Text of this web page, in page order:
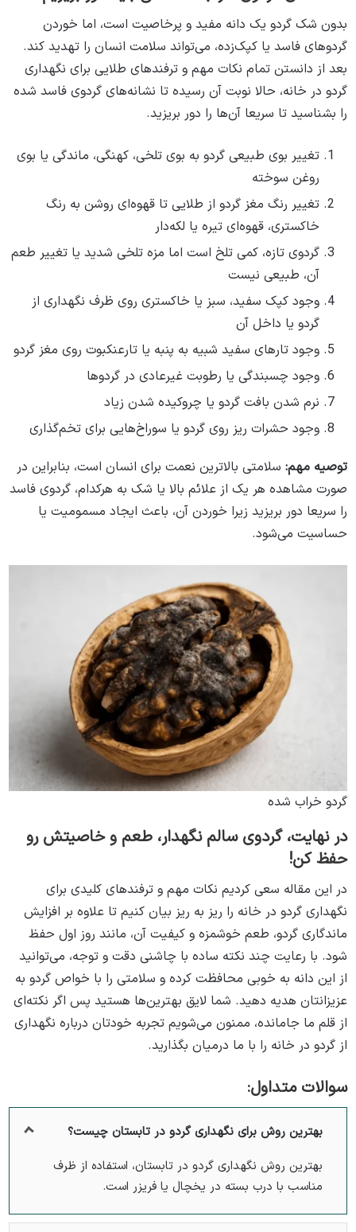
بدون شک گردو یک دانه مفید و پرخاصیت است، اما خوردن
گردوهای فاسد یا کپک‌زده، می‌تواند سلامت انسان را تهدید کند.
بعد از دانستن تمام نکات مهم و ترفندهای طلایی برای نگهداری
گردو در خانه، حالا نوبت آن رسیده تا نشانه‌های گردوی فاسد شده
را بشناسید تا سریعا آن‌ها را دور بریزید.
تغییر بوی طبیعی گردو به بوی تلخی، کهنگی، ماندگی یا بوی
روغن سوخته
تغییر رنگ مغز گردو از طلایی تا قهوه‌ای روشن به رنگ
خاکستری، قهوه‌ای تیره یا لکه‌دار
گردوی تازه، کمی تلخ است اما مزه تلخی شدید یا تغییر طعم
آن، طبیعی نیست
وجود کپک سفید، سبز یا خاکستری روی ظرف نگهداری از
گردو یا داخل آن
وجود تارهای سفید شبیه به پنبه یا تارعنکبوت روی مغز گردو
وجود چسبندگی یا رطوبت غیرعادی در گردوها
نرم شدن بافت گردو یا چروکیده شدن زیاد
وجود حشرات ریز روی گردو یا سوراخ‌هایی برای تخم‌گذاری
توصیه مهم: سلامتی بالاترین نعمت برای انسان است، بنابراین در
صورت مشاهده هر یک از علائم بالا یا شک به هرکدام، گردوی فاسد
را سریعا دور بریزید زیرا خوردن آن، باعث ایجاد مسمومیت یا
حساسیت می‌شود.
گردو خراب شده
در نهایت، گردوی سالم نگهدار، طعم و خاصیتش رو
حفظ کن!
در این مقاله سعی کردیم نکات مهم و ترفندهای کلیدی برای
نگهداری گردو در خانه را ریز به ریز بیان کنیم تا علاوه بر افزایش
ماندگاری گردو، طعم خوشمزه و کیفیت آن، مانند روز اول حفظ
شود. با رعایت چند نکته ساده با چاشنی دقت و توجه، می‌توانید
از این دانه به خوبی محافظت کرده و سلامتی را با خواص گردو به
عزیزانتان هدیه دهید. شما لایق بهترین‌ها هستید پس اگر نکته‌ای
از قلم ما جامانده، ممنون می‌شویم تجربه خودتان درباره نگهداری
از گردو در خانه را با ما درمیان بگذارید.
سوالات متداول:
بهترین روش برای نگهداری گردو در تابستان چیست؟
بهترین روش نگهداری گردو در تابستان، استفاده از ظرف
مناسب با درب بسته در یخچال یا فریزر است.